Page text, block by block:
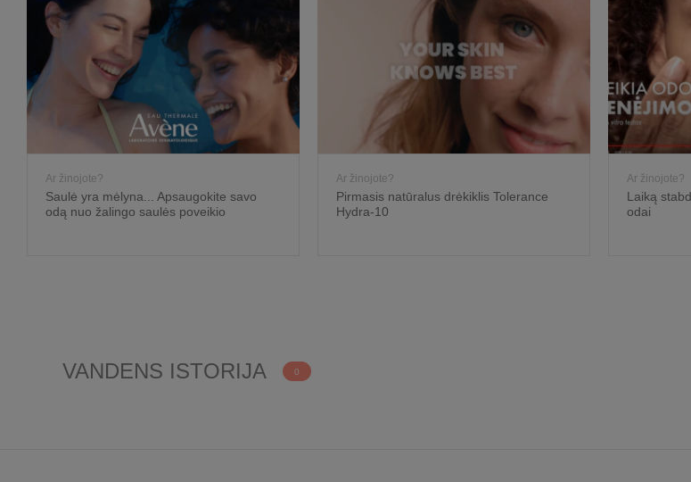
Ar žinojote?
Saulė yra mėlyna... Apsaugokite savo
odą nuo žalingo saulės poveikio
Ar žinojote?
Pirmasis natūralus drėkiklis Tolerance
Hydra-10
Ar žinojote?
Laiką
odai
VANDENS ISTORIJA 0